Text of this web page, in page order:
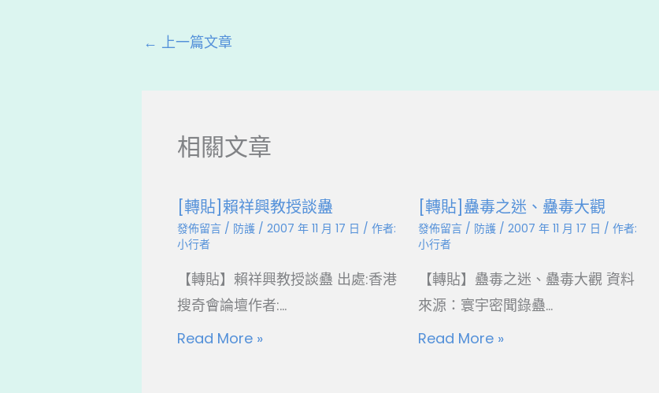
← 上一篇文章
相關文章
[轉貼]賴祥興教授談蠱
發佈留言 / 防護 / 2007 年 11 月 17 日 / 作者:
小行者
【轉貼】賴祥興教授談蠱 出處:香港
搜奇會論壇作者:...
Read More »
[轉貼]蠱毒之迷、蠱毒大觀
發佈留言 / 防護 /2007 年 11 月 17 日 / 作者:
小行者
【轉貼】蠱毒之迷、蠱毒大觀 資料
來源：寰宇密聞錄蠱...
Read More »